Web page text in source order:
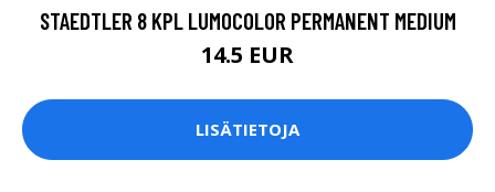
STAEDTLER 8 KPL LUMOCOLOR PERMANENT MEDIUM
14.5 EUR
LISÄTIETOJA